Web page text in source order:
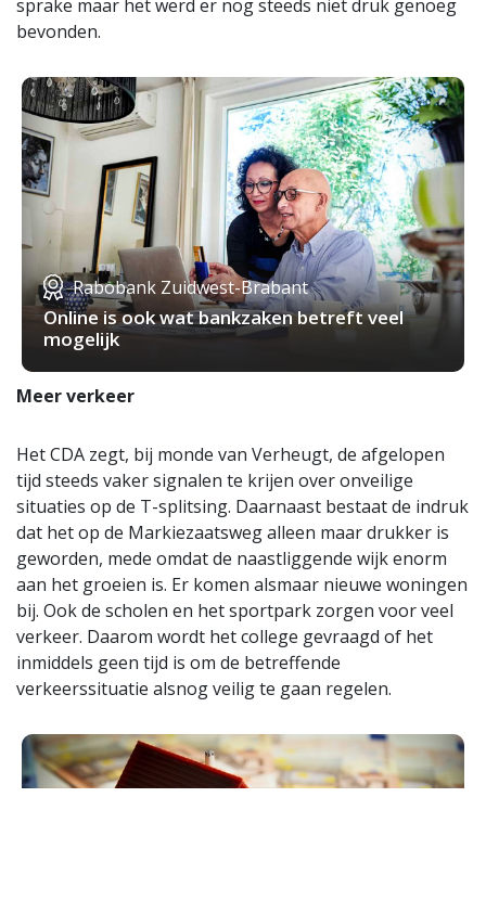
sprake maar het werd er nog steeds niet druk genoeg
bevonden.
Rabobank Zuidwest-Brabant
Online is ook wat bankzaken betreft veel
mogelijk
Meer verkeer
Het CDA zegt, bij monde van Verheugt, de afgelopen
tijd steeds vaker signalen te krijen over onveilige
situaties op de T-splitsing. Daarnaast bestaat de indruk
dat het op de Markiezaatsweg alleen maar drukker is
geworden, mede omdat de naastliggende wijk enorm
aan het groeien is. Er komen alsmaar nieuwe woningen
bij. Ook de scholen en het sportpark zorgen voor veel
verkeer. Daarom wordt het college gevraagd of het
inmiddels geen tijd is om de betreffende
verkeerssituatie alsnog veilig te gaan regelen.